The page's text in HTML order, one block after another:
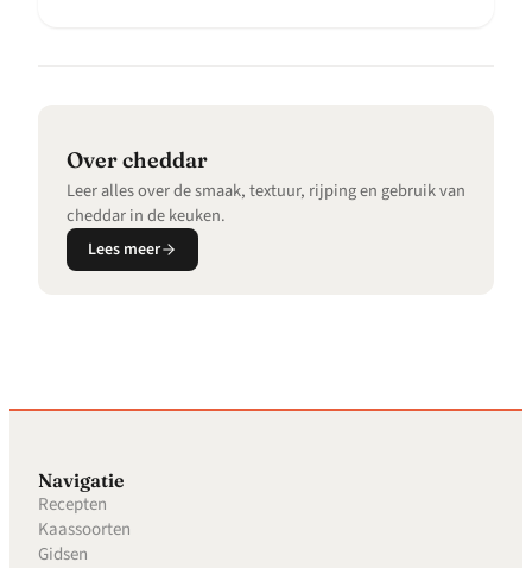
over cheddar
Leer alles over de smaak, textuur, rijping en gebruik van
cheddar in de keuken.
Lees meer
Navigatie
Recepten
Kaassoorten
Gidsen